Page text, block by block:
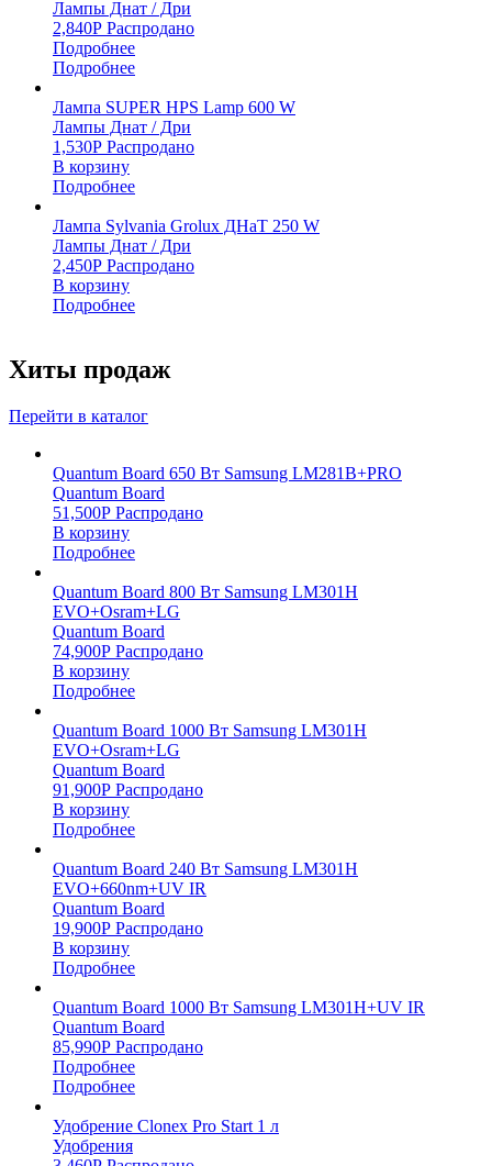
Лампы Днат / Дри
2,840Р Распродано
Подробнее
Подробнее
Лампа SUPER HPS Lamp 600 W
Лампы Днат / Дри
1,530Р Распродано
В корзину
Подробнее
Лампа Sylvania Grolux ДНаТ 250 W
Лампы Днат / Дри
2,450Р Распродано
В корзину
Подробнее
Хиты продаж
Перейти в каталог
Quantum Board 650 Вт Samsung LM281B+PRO
Quantum Board
51,500Р Распродано
В корзину
Подробнее
Quantum Board 800 Вт Samsung LM301H
EVO+Osram+LG
Quantum Board
74,900Р Распродано
В корзину
Подробнее
Quantum Board 1000 Вт Samsung LM301H
EVO+Osram+LG
Quantum Board
91,900Р Распродано
В корзину
Подробнее
Quantum Board 240 Вт Samsung LM301H
EVO+660nm+UV IR
Quantum Board
19,900Р Распродано
В корзину
Подробнее
Quantum Board 1000 Вт Samsung LM301H+UV IR
Quantum Board
85,990Р Распродано
Подробнее
Подробнее
Удобрение Clonex Pro Start 1 л
Удобрения